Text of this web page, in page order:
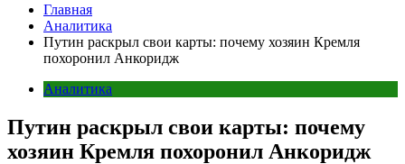
Главная
Аналитика
Путин раскрыл свои карты: почему хозяин Кремля
похоронил Анкоридж
Аналитика
Путин раскрыл свои карты: почему
хозяин Кремля похоронил Анкоридж